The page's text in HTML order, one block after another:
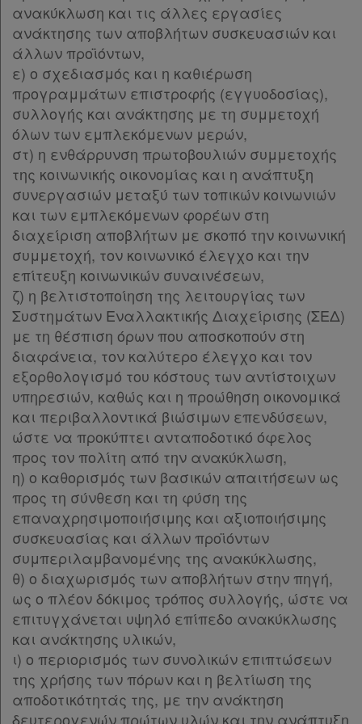
ανακύκλωση και τις άλλες εργασίες
ανάκτησης των αποβλήτων συσκευασιών και
άλλων προϊόντων,
ε) ο σχεδιασμός και η καθιέρωση
προγραμμάτων επιστροφής (εγγυοδοσίας),
συλλογής και ανάκτησης με τη συμμετοχή
όλων των εμπλεκόμενων μερών,
στ) η ενθάρρυνση πρωτοβουλιών συμμετοχής
της κοινωνικής οικονομίας και η ανάπτυξη
συνεργασιών μεταξύ των τοπικών κοινωνιών
και των εμπλεκόμενων φορέων στη
διαχείριση αποβλήτων με σκοπό την κοινωνική
συμμετοχή, τον κοινωνικό έλεγχο και την
επίτευξη κοινωνικών συναινέσεων,
ζ) η βελτιστοποίηση της λειτουργίας των
Συστημάτων Εναλλακτικής Διαχείρισης (ΣΕΔ)
με τη θέσπιση όρων που αποσκοπούν στη
διαφάνεια, τον καλύτερο έλεγχο και τον
εξορθολογισμό του κόστους των αντίστοιχων
υπηρεσιών, καθώς και η προώθηση οικονομικά
και περιβαλλοντικά βιώσιμων επενδύσεων,
ώστε να προκύπτει ανταποδοτικό όφελος
προς τον πολίτη από την ανακύκλωση,
η) ο καθορισμός των βασικών απαιτήσεων ως
προς τη σύνθεση και τη φύση της
επαναχρησιμοποιήσιμης και αξιοποιήσιμης
συσκευασίας και άλλων προϊόντων
συμπεριλαμβανομένης της ανακύκλωσης,
θ) ο διαχωρισμός των αποβλήτων στην πηγή,
ως ο πλέον δόκιμος τρόπος συλλογής, ώστε να
επιτυγχάνεται υψηλό επίπεδο ανακύκλωσης
και ανάκτησης υλικών,
ι) ο περιορισμός των συνολικών επιπτώσεων
της χρήσης των πόρων και η βελτίωση της
αποδοτικότητάς της, με την ανάκτηση
δευτερογενών πρώτων υλών και την ανάπτυξη